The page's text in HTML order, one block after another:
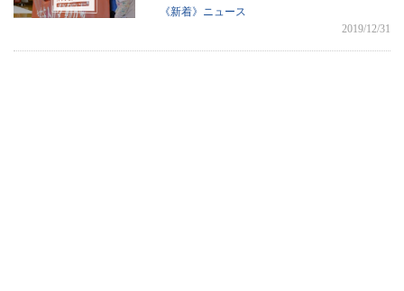
《新着》ニュース
2019/12/31